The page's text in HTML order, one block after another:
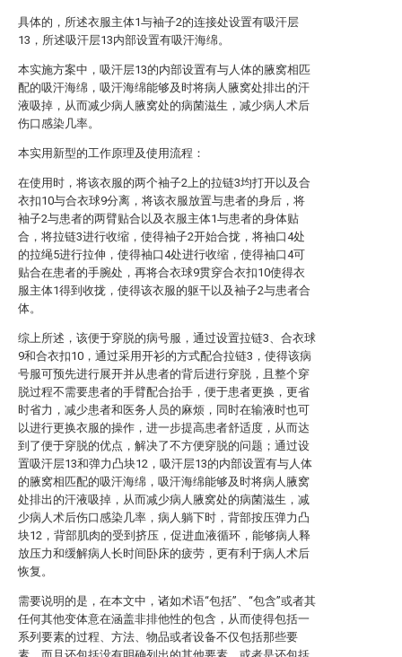
具体的，所述衣服主体1与袖子2的连接处设置有吸汗层
13，所述吸汗层13内部设置有吸汗海绵。
本实施方案中，吸汗层13的内部设置有与人体的腋窝相匹
配的吸汗海绵，吸汗海绵能够及时将病人腋窝处排出的汗
液吸掉，从而减少病人腋窝处的病菌滋生，减少病人术后
伤口感染几率。
本实用新型的工作原理及使用流程：
在使用时，将该衣服的两个袖子2上的拉链3均打开以及合
衣扣10与合衣球9分离，将该衣服放置与患者的身后，将
袖子2与患者的两臂贴合以及衣服主体1与患者的身体贴
合，将拉链3进行收缩，使得袖子2开始合拢，将袖口4处
的拉绳5进行拉伸，使得袖口4处进行收缩，使得袖口4可
贴合在患者的手腕处，再将合衣球9贯穿合衣扣10使得衣
服主体1得到收拢，使得该衣服的躯干以及袖子2与患者合
体。
综上所述，该便于穿脱的病号服，通过设置拉链3、合衣球
9和合衣扣10，通过采用开衫的方式配合拉链3，使得该病
号服可预先进行展开并从患者的背后进行穿脱，且整个穿
脱过程不需要患者的手臂配合抬手，便于患者更换，更省
时省力，减少患者和医务人员的麻烦，同时在输液时也可
以进行更换衣服的操作，进一步提高患者舒适度，从而达
到了便于穿脱的优点，解决了不方便穿脱的问题；通过设
置吸汗层13和弹力凸块12，吸汗层13的内部设置有与人体
的腋窝相匹配的吸汗海绵，吸汗海绵能够及时将病人腋窝
处排出的汗液吸掉，从而减少病人腋窝处的病菌滋生，减
少病人术后伤口感染几率，病人躺下时，背部按压弹力凸
块12，背部肌肉的受到挤压，促进血液循环，能够病人释
放压力和缓解病人长时间卧床的疲劳，更有利于病人术后
恢复。
需要说明的是，在本文中，诸如术语“包括”、“包含”或者其
任何其他变体意在涵盖非排他性的包含，从而使得包括一
系列要素的过程、方法、物品或者设备不仅包括那些要